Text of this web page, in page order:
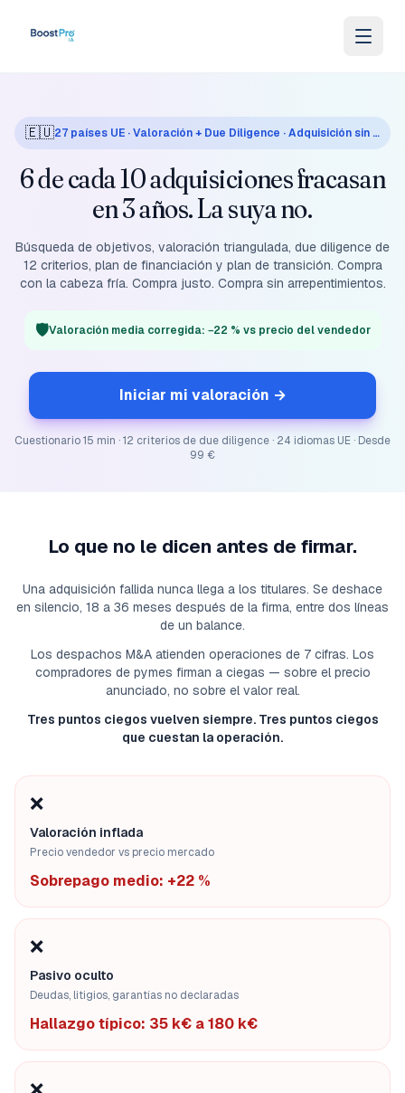
🇪🇺 27 países UE · Valoración + Due Diligence · Adquisición sin arrepentimientos
6 de cada 10 adquisiciones fracasan
en 3 años. La suya no.
Búsqueda de objetivos, valoración triangulada, due diligence de
12 criterios, plan de financiación y plan de transición. Compra
con la cabeza fría. Compra justo. Compra sin arrepentimientos.
🛡️Valoración media corregida: −22 % vs precio del vendedor
Iniciar mi valoración →
Cuestionario 15 min · 12 criterios de due diligence · 24 idiomas UE · Desde
99 €
Lo que no le dicen antes de firmar.
Una adquisición fallida nunca llega a los titulares. Se deshace
en silencio, 18 a 36 meses después de la firma, entre dos líneas
de un balance.
Los despachos M&A atienden operaciones de 7 cifras. Los
compradores de pymes firman a ciegas — sobre el precio
anunciado, no sobre el valor real.
Tres puntos ciegos vuelven siempre. Tres puntos ciegos
que cuestan la operación.
❌
Valoración inflada
Precio vendedor vs precio mercado
Sobrepago medio: +22 %
❌
Pasivo oculto
Deudas, litigios, garantías no declaradas
Hallazgo típico: 35 k€ a 180 k€